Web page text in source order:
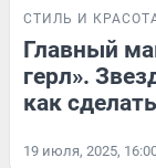
СТИЛЬ И
Главный
герл».
как
19 июля, 2025,